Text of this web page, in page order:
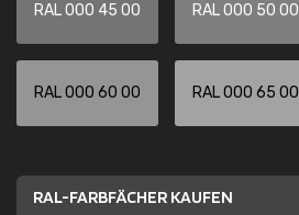
RAL 000 45 00 RAL 000 50 00
RAL 000 60 00 RAL 000 65 00
RAL-FARBFÄCHER KAUFEN